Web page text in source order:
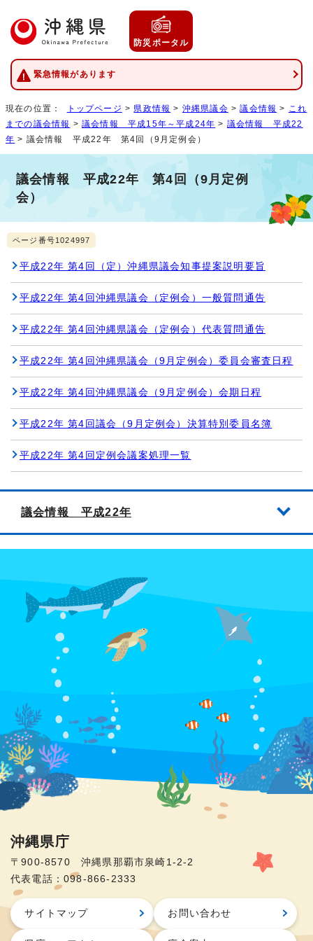
防災ポータル
緊急情報があります
現在の位置： トップページ > 県政情報 > 沖縄県議会 >議会情報 >
これ
までの議会情報 >議会情報 平成15年～平成24年 > 議会情報 平成22
年 > 議会情報 平成22年 第4回（9月定例会）
議会情報 平成22年 第4回（9月定例
会）
ページ番号1024997
平成22年 第4回（定）沖縄県議会知事提案説明要旨
平成22年 第4回沖縄県議会（定例会）一般質問通告
平成22年 第4回沖縄県議会（定例会）代表質問通告
平成22年 第4回沖縄県議会（9月定例会）委員会審査日程
平成22年 第4回沖縄県議会（9月定例会）会期日程
平成22年 第4回議会（9月定例会）決算特別委員名簿
平成22年 第4回定例会議案処理一覧
議会情報 平成22年
沖縄県庁
〒900-8570 沖縄県那覇市泉崎1-2-2
代表電話：098-866-2333
サイトマップ お問い合わせ